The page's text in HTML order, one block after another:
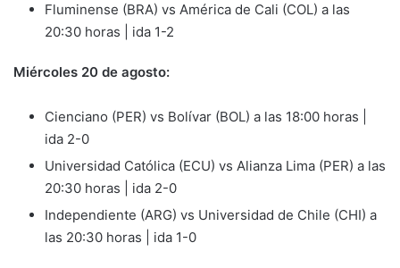
Fluminense (BRA) vs América de Cali (COL) a las
20:30 horas | ida 1-2
Miércoles 20 de agosto:
Cienciano (PER) vs Bolívar (BOL) a las 18:00 horas |
ida 2-0
Universidad Católica (ECU) vs Alianza Lima (PER) a las
20:30 horas | ida 2-0
Independiente (ARG) vs Universidad de Chile (CHI) a
las 20:30 horas | ida 1-0